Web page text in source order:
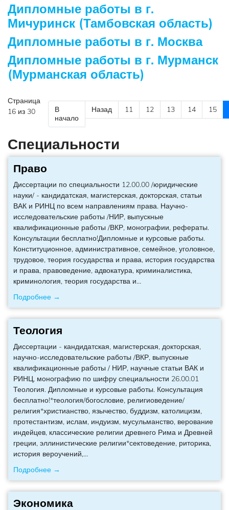
Дипломные работы в г.
Мичуринск (Тамбовская область)
Дипломные работы в г. Москва
Дипломные работы в г. Мурманск
(Мурманская область)
Страница
16 из 30
В
начало
Назад 11 12 13 14 15
Специальности
Право
Диссертации по специальности 12.00.00 /юридические
науки/ - кандидатская, магистерская, докторская, статьи
ВАК и РИНЦ по всем направлениям права. Научно-
исследовательские работы /НИР, выпускные
квалификационные работы /ВКР, монографии, рефераты.
Консультации бесплатно!Дипломные и курсовые работы.
Конституционное, административное, семейное, уголовное,
трудовое, теория государства и права, история государства
и права, правоведение, адвокатура, криминалистика,
криминология, теория государства и…
Подробнее →
Теология
Диссертации - кандидатская, магистерская, докторская,
научно-исследовательские работы /ВКР, выпускные
квалификационные работы / НИР, научные статьи ВАК и
РИНЦ, монографию по шифру специальности 26.00.01
Теология. Дипломные и курсовые работы. Консультация
бесплатно!*теология/богословие, религиоведение/
религия*христианство, язычество, буддизм, католицизм,
протестантизм, ислам, индуизм, мусульманство, верование
индейцев, классические религии древнего Рима и Древней
греции, эллинистические религии*сектоведение, риторика,
история вероучений,…
Подробнее →
Экономика